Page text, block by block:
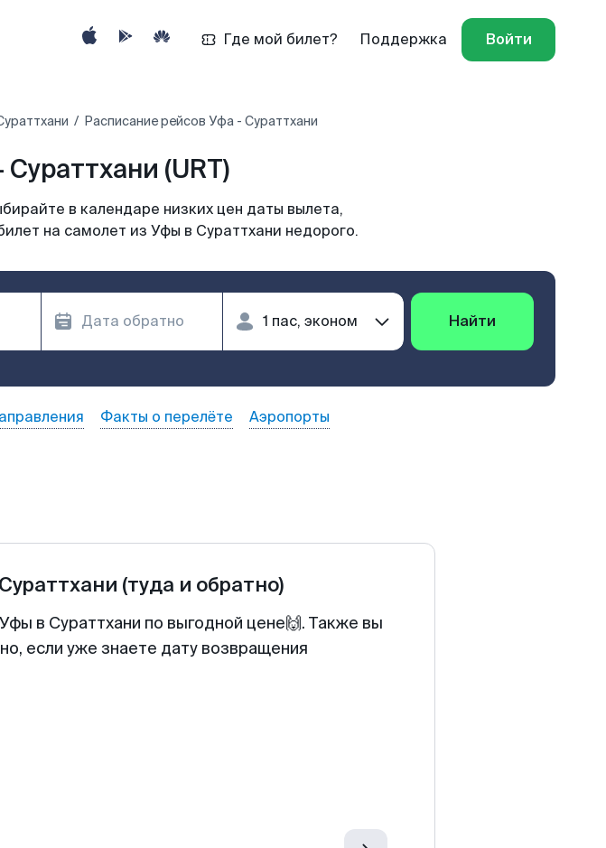
Где мой билет? Поддержка Войти
Расписание рейсов Уфа - Сураттхани
(URT)
в календаре низких цен даты вылета,
на самолет из Уфы в Сураттхани недорого.
Найти
Факты о перелёте Аэропорты
Сураттхани (туда и обратно)
в Сураттхани по выгодной цене🙌. Также вы
если уже знаете дату возвращения